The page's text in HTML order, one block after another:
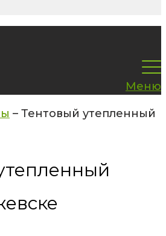
Меню
– Тентовый утепленный